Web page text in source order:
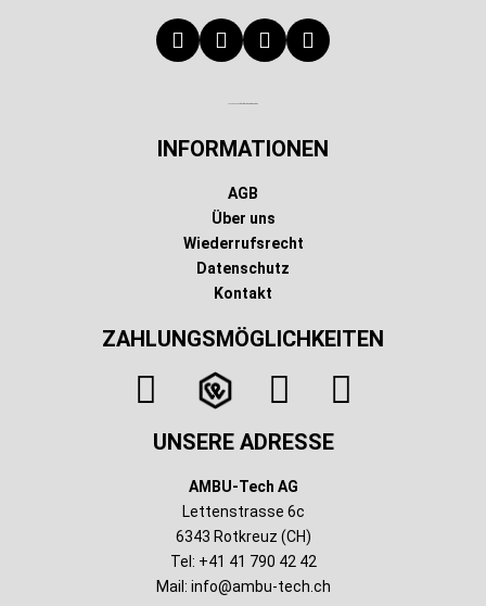
INFORMATIONEN
AGB
Über uns
Wiederrufsrecht
Datenschutz
Kontakt
ZAHLUNGSMÖGLICHKEITEN
UNSERE ADRESSE
AMBU-Tech AG
Lettenstrasse 6c
6343 Rotkreuz (CH)
Tel: +41 41 790 42 42
Mail: info@ambu-tech.ch